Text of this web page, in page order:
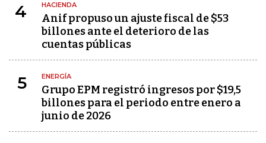
4 HACIENDA
Anif propuso un ajuste fiscal de $53
billones ante el deterioro de las
cuentas públicas
5 ENERGÍA
Grupo EPM registró ingresos por $19,5
billones para el periodo entre enero a
junio de 2026